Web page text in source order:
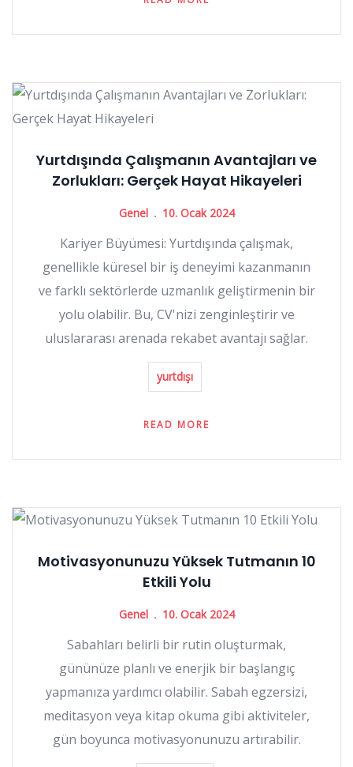
Yurtdışında Çalışmanın Avantajları ve
Zorlukları: Gerçek Hayat Hikayeleri
Genel 10. Ocak 2024
Kariyer Büyümesi: Yurtdışında çalışmak,
genellikle küresel bir iş deneyimi kazanmanın
ve farklı sektörlerde uzmanlık geliştirmenin bir
yolu olabilir. Bu, CV'nizi zenginleştirir ve
uluslararası arenada rekabet avantajı sağlar.
yurtdışı
READ MORE
Motivasyonunuzu Yüksek Tutmanın 10
Etkili Yolu
Genel 10. Ocak 2024
Sabahları belirli bir rutin oluşturmak,
gününüze planlı ve enerjik bir başlangıç
yapmanıza yardımcı olabilir. Sabah egzersizi,
meditasyon veya kitap okuma gibi aktiviteler,
gün boyunca motivasyonunuzu artırabilir.